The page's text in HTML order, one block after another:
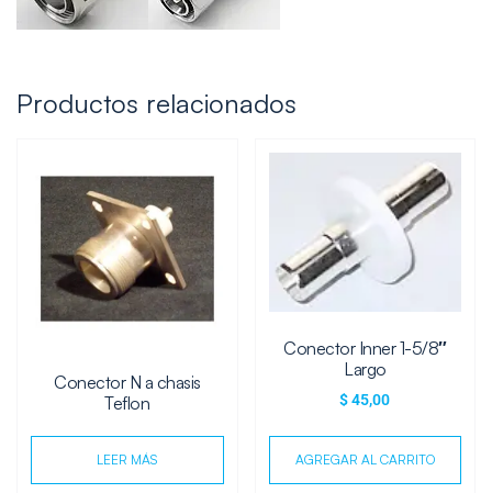
Productos relacionados
Conector N a chasis
Teflon
LEER MÁS
Conector Inner 1-5/8″
Largo
$45,00
AGREGAR AL CARRITO